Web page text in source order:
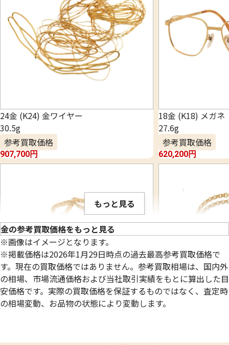
24金 (K24) 金ワイヤー
30.5g
参考買取価格
907,700円
18金 (K18) メガネ
27.6g
参考買取価格
620,200円
もっと見る
金の参考買取価格をもっと見る
※画像はイメージとなります。
※掲載価格は2026年1月29日時点の過去最高参考買取価格で
す。現在の買取価格ではありません。参考買取相場は、国内外
の相場、市場流通価格および当社取引実績をもとに算出した目
安価格です。実際の買取価格を保証するものではなく、査定時
の相場変動、お品物の状態により変動します。